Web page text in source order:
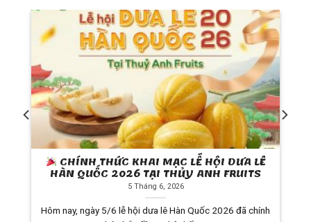
CHÍNH THỨC KHAI MẠC LỄ HỘI DƯA LÊ
HÀN QUỐC 2026 TẠI THỦY ANH FRUITS
5 Tháng 6, 2026
Hôm nay, ngày 5/6 lễ hội dưa lê Hàn Quốc 2026 đã chính